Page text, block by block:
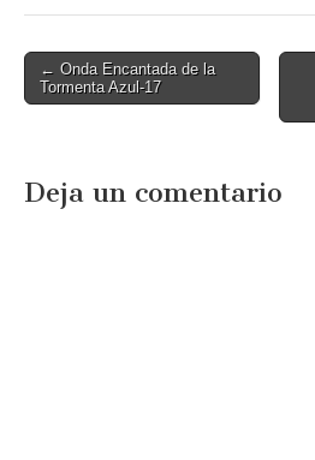
Post
navigation
← Onda Encantada de la
Tormenta Azul-17
Deja un comentario